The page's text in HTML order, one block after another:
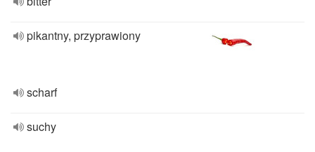
pikantny, przyprawiony
scharf
suchy